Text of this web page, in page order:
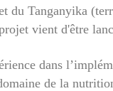
du Tanganyika
vient d'être
dans
de la